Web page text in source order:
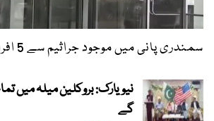
سمندری پانی میں موجود جراثیم سے 5 افراد ہلاک
نیویارک: بروکلین میلہ میں
گے